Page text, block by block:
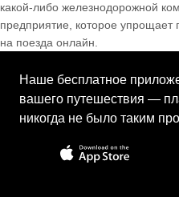
какой-либо железнодорожной
предприятие, которое упрощает
на поезда онлайн.
Наше бесплатное
вашего путешествия —
никогда не было таким